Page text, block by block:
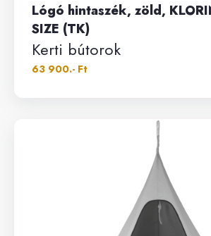
Lógó hintaszék, zöld,
SIZE (TK)
Kerti bútorok
63 900.- Ft